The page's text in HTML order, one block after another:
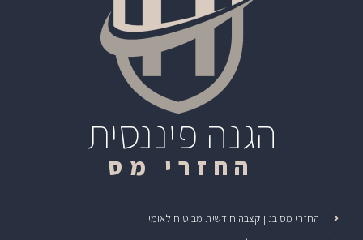
הגנה פיננסית
החזרי מס
החזרי מס בגין קצבה חודשית מביטוח לאומי